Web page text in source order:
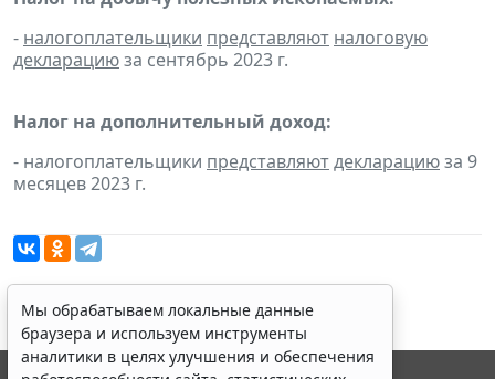
- налогоплательщики представляют налоговую
декларациюза сентябрь 2023 г.
Налог на дополнительный доход:
- налогоплательщики представляютдекларациюза 9
месяцев 2023 г.
Мы обрабатываем локальные данные
браузера и используем инструменты
аналитики в целях улучшения и обеспечения